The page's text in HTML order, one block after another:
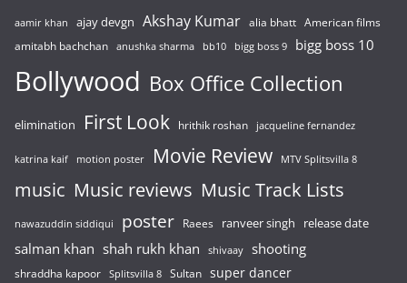
aamir khan ajay devgn Akshay Kumar alia bhatt American films
amitabh bachchan anushka sharma bb10 bigg boss 9 bigg boss 10
Bollywood Box Office Collection
elimination First Look hrithik roshan jacqueline fernandez
katrina kaif motion poster Movie Review MTV Splitsvilla 8
music Music reviews Music Track Lists
nawazuddin siddiqui poster Raees ranveer singh release date
salman khan shah rukh khan shivaay shooting
shraddha kapoor Splitsvilla 8 Sultan super dancer